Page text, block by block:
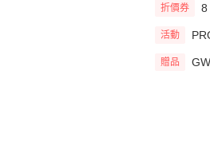
折價券 8
活動
贈品